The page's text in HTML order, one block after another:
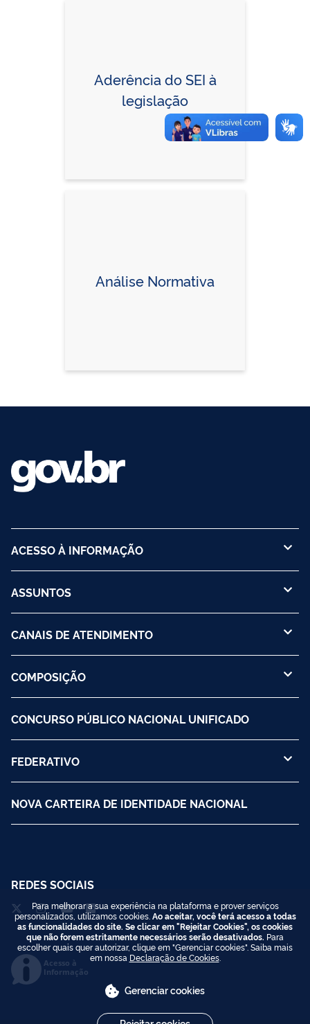
Aderência do SEI à
legislação
Análise Normativa
ACESSO À INFORMAÇÃO
ASSUNTOS
CANAIS DE ATENDIMENTO
COMPOSIÇÃO
CONCURSO PÚBLICO NACIONAL UNIFICADO
FEDERATIVO
NOVA CARTEIRA DE IDENTIDADE NACIONAL
REDES SOCIAIS
Acesso à
Informação
Para melhorar a sua experiência na plataforma e prover serviços
personalizados, utilizamos cookies. Ao aceitar, você terá acesso a todas
as funcionalidades do site. Se clicar em "Rejeitar Cookies", os cookies
que não forem estritamente necessários serão desativados. Para
escolher quais quer autorizar, clique em "Gerenciar cookies". Saiba mais
em nossa Declaração de Cookies.
Gerenciar cookies